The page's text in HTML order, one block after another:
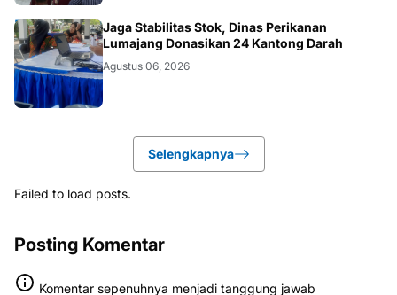
JATIM
Jaga Stabilitas Stok, Dinas Perikanan
Lumajang Donasikan 24 Kantong Darah
Agustus 06, 2026
Selengkapnya
Failed to load posts.
Posting Komentar
Komentar sepenuhnya menjadi tanggung jawab